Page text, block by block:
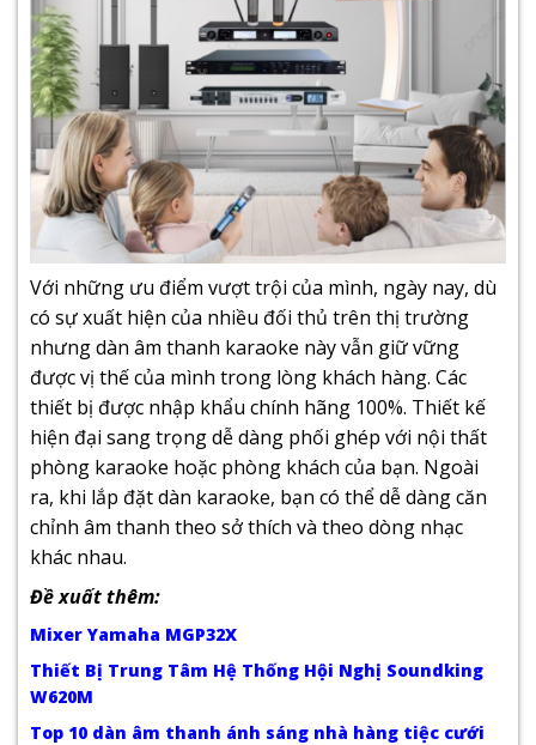
Với những ưu điểm vượt trội của mình, ngày nay, dù
có sự xuất hiện của nhiều đối thủ trên thị trường
nhưngdàn âm thanh karaoke này vẫn giữ vững
được vị thế của mình trong lòng khách hàng. Các
thiết bị được nhập khẩu chính hãng 100%. Thiết kế
hiện đại sang trọng dễ dàng phối ghép với nội thất
phòng karaoke hoặc phòng khách của bạn. Ngoài
ra, khi lắp đặt dàn karaoke, bạn có thể dễ dàng căn
chỉnh âm thanh theo sở thích và theo dòng nhạc
khác nhau.
Đề xuất thêm:
Mixer Yamaha MGP32X
Thiết Bị Trung Tâm Hệ Thống Hội Nghị Soundking
W620M
Top 10 dàn âm thanh ánh sáng nhà hàng tiệc cưới